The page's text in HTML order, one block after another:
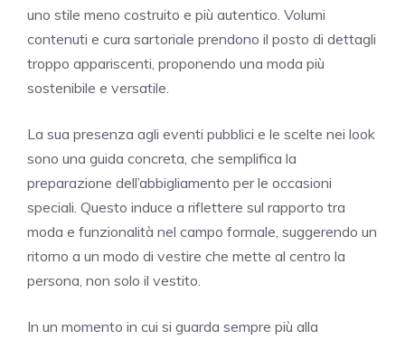
uno stile meno costruito e più autentico. Volumi
contenuti e cura sartoriale prendono il posto di dettagli
troppo appariscenti, proponendo una moda più
sostenibile e versatile.
La sua presenza agli eventi pubblici e le scelte nei look
sono una guida concreta, che semplifica la
preparazione dell’abbigliamento per le occasioni
speciali. Questo induce a riflettere sul rapporto tra
moda e funzionalità nel campo formale, suggerendo un
ritorno a un modo di vestire che mette al centro la
persona, non solo il vestito.
In un momento in cui si guarda sempre più alla